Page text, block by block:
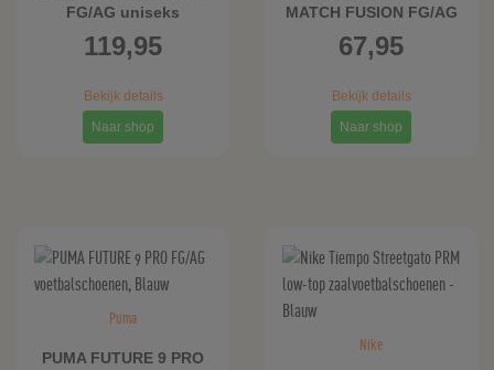
FG/AG uniseks
voetbalschoenen,
Blauw
119,95
Bekijk details
Naar shop
MATCH FUSION FG/AG
uniseks
voetbalschoenen,
67,95
Bekijk details
Naar shop
Puma
PUMA FUTURE 9 PRO
Nike